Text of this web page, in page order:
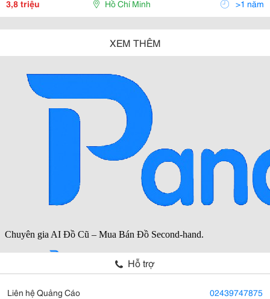
090666014
3,8 triệu Hồ Chí Minh >1 năm
XEM THÊM
Hỗ trợ
Liên hệ Quảng Cáo 02439747875